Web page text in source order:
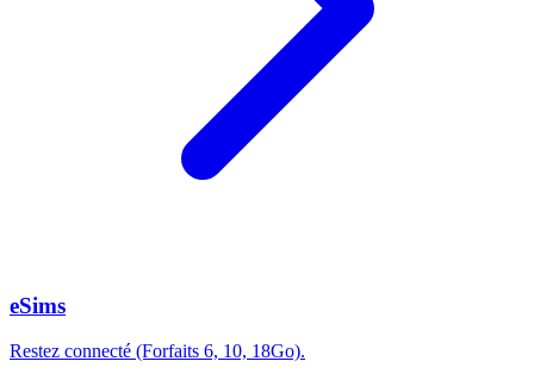
eSims
Restez connecté (Forfaits 6, 10, 18Go).